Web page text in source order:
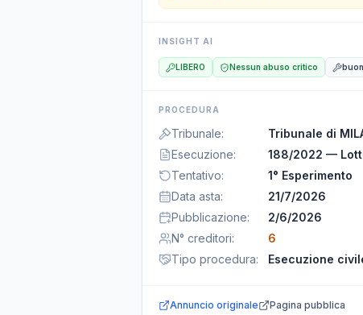
INSIGHT AI
LIBERO Nessun abuso critico
PROCEDURA
Tribunale:
Tribunale di
Esecuzione:
188/2022 —
Tentativo:
1° Esperimento
Data asta:
21/7/2026
Pubblicazione:
2/6/2026
N° creditori:
6
Tipo procedura: Esecuzione
Annuncio originale Pagina pubblica